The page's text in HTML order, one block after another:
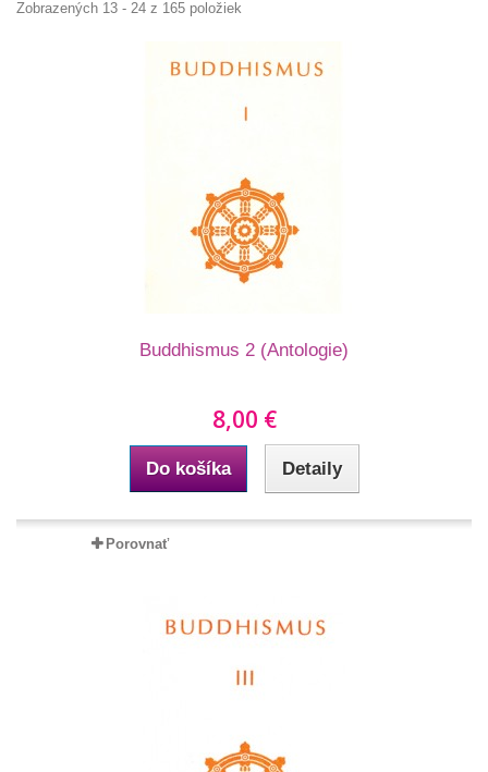
Zobrazených 13 - 24 z 165 položiek
Buddhismus 2 (Antologie)
8,00 €
Do košíka Detaily
Porovnať